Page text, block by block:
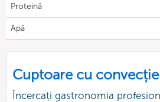
Proteină
Apă
Cuptoare cu
Încercați gastronomia